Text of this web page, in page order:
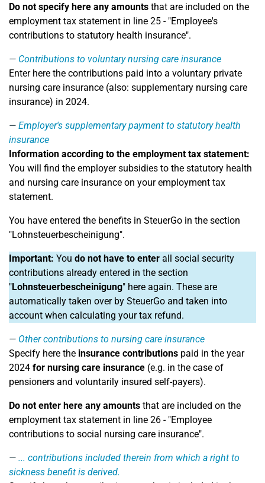
Do not specify here any amounts that are included on the
employment tax statement in line 25 - "Employee's
contributions to statutory health insurance".
Contributions to voluntary nursing care insurance
Enter here the contributions paid into a voluntary private
nursing care insurance (also: supplementary nursing care
insurance) in 2024.
Employer's supplementary payment to statutory health
insurance
Information according to the employment tax statement:
You will find the employer subsidies to the statutory health
and nursing care insurance on your employment tax
statement.
You have entered the benefits in SteuerGo in the section
"Lohnsteuerbescheinigung".
Important: You do not have to enter all social security
contributions already entered in the section
"Lohnsteuerbescheinigung" here again. These are
automatically taken over by SteuerGo and taken into
account when calculating your tax refund.
Other contributions to nursing care insurance
Specify here the insurance contributions paid in the year
2024 for nursing care insurance (e.g. in the case of
pensioners and voluntarily insured self-payers).
Do not enter here any amounts that are included on the
employment tax statement in line 26 - "Employee
contributions to social nursing care insurance".
... contributions included therein from which a right to
sickness benefit is derived.